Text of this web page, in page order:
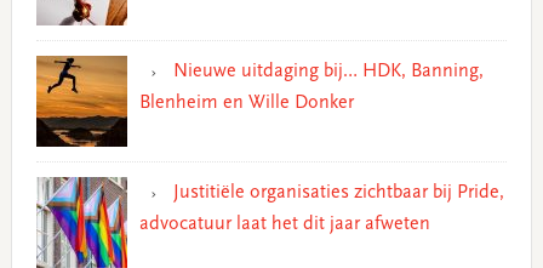
Nieuwe uitdaging bij… HDK, Banning,
Blenheim en Wille Donker
Justitiële organisaties zichtbaar bij Pride,
advocatuur laat het dit jaar afweten